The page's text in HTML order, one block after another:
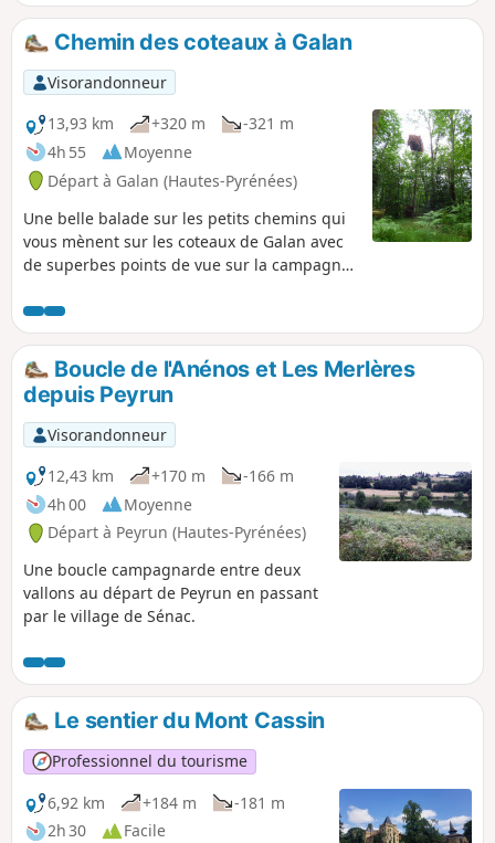
Chemin des coteaux à Galan
Visorandonneur
13,93 km
+320 m
-321 m
4h 55
Moyenne
Départ à Galan (Hautes-Pyrénées)
Une belle balade sur les petits chemins qui
vous mènent sur les coteaux de Galan avec
de superbes points de vue sur la campagne
parcours sportif pour une remise en forme
avant les sentiers de montagne un peu plus
au sud.Boucle de l'Anénos et Les Merlères
depuis Peyrun
Visorandonneur
12,43 km
+170 m
-166 m
4h 00
Moyenne
Départ à Peyrun (Hautes-Pyrénées)
Une boucle campagnarde entre deux
vallons au départ de Peyrun en passant
par le village de Sénac.
Le sentier du Mont Cassin
Professionnel du tourisme
6,92 km
+184 m
-181 m
2h 30
Facile